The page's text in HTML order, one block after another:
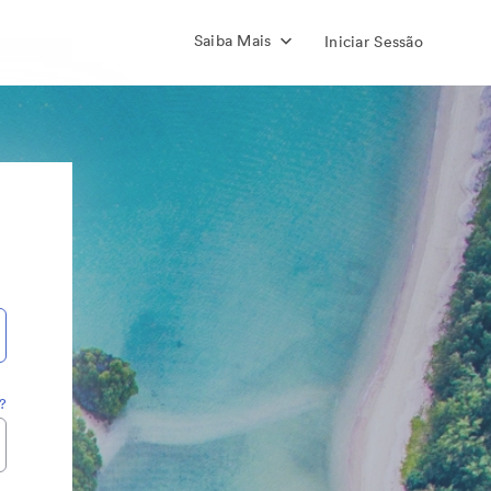
Saiba Mais Iniciar Sessão